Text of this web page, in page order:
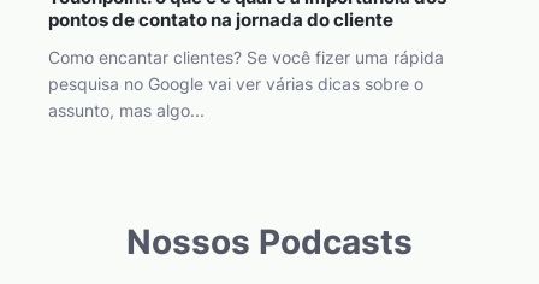
pontos de contato na jornada do cliente
Como encantar clientes? Se você fizer uma rápida
pesquisa no Google vai ver várias dicas sobre o
assunto, mas algo...
Nossos Podcasts